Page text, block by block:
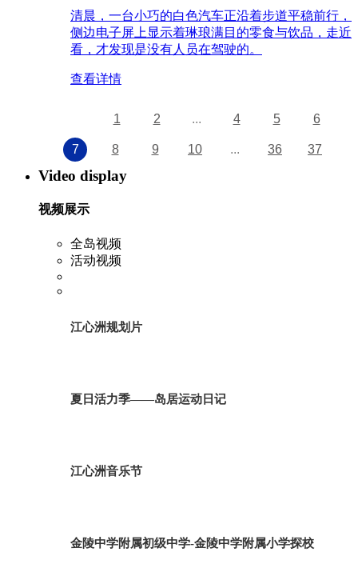
清晨，一台小巧的白色汽车正沿着步道平稳前行，
侧边电子屏上显示着琳琅满目的零食与饮品，走近
看，才发现是没有人员在驾驶的。
查看详情
1 2 ... 4 5 6
7 8 9 10 ... 36 37
Video display
视频展示
全岛视频
活动视频
江心洲规划片
夏日活力季——岛居运动日记
江心洲音乐节
金陵中学附属初级中学-金陵中学附属小学探校